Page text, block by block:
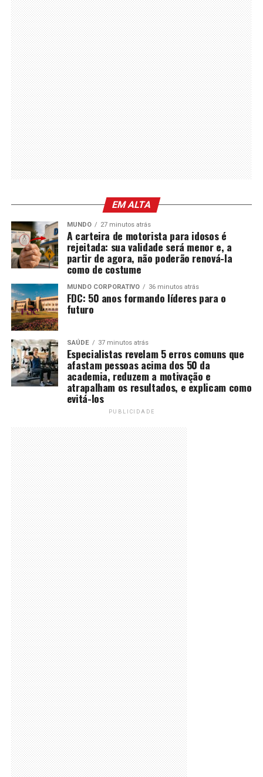
EM ALTA
MUNDO 27 minutos atrás
A carteira de motorista para idosos é
rejeitada: sua validade será menor e, a
partir de agora, não poderão renová-la
como de costume
MUNDO CORPORATIVO 36 minutos atrás
FDC: 50 anos formando líderes para o
futuro
SAÚDE 37 minutos atrás
Especialistas revelam 5 erros comuns que
afastam pessoas acima dos 50 da
academia, reduzem a motivação e
atrapalham os resultados, e explicam como
evitá-los
PUBLICIDADE